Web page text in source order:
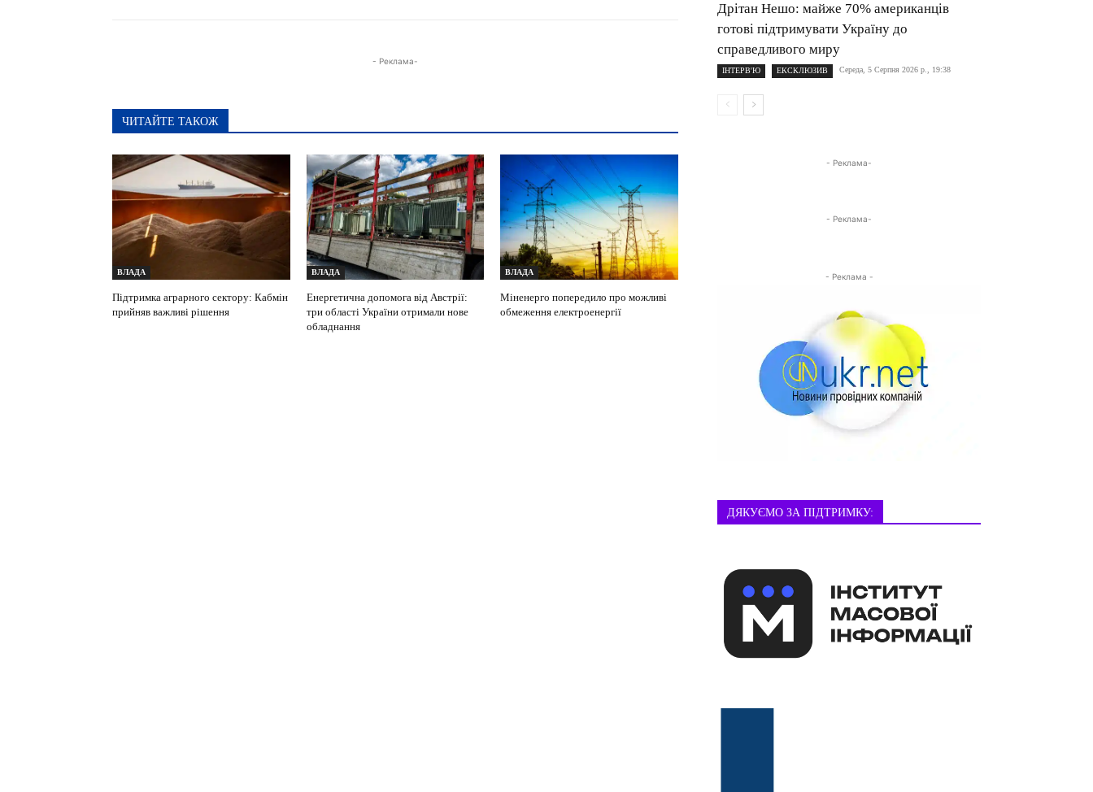
- Реклама-
ЧИТАЙТЕ ТАКОЖ
ВЛАДА
Підтримка аграрного сектору: Кабмін
прийняв важливі рішення
ВЛАДА
Енергетична допомога від Австрії:
три області України отримали нове
обладнання
ВЛАДА
Міненерго попередило про можливі
обмеження електроенергії
Дрітан Нешо: майже 70% американців
готові підтримувати Україну до
справедливого миру
ІНТЕРВ'Ю ЕКСКЛЮЗИВ Середа, 5 Серпня 2026 р., 19:38
- Реклама-
- Реклама-
- Реклама -
ДЯКУЄМО ЗА ПІДТРИМКУ: